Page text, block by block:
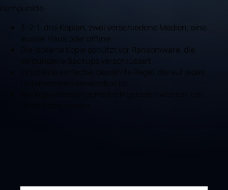
Kernpunkte
3-2-1: drei Kopien, zwei verschiedene Medien, eine
ausser Haus oder offline.
Die isolierte Kopie schützt vor Ransomware, die
verbundene Backups verschlüsselt.
Es ist eine einfache, bewährte Regel, die auf jedes